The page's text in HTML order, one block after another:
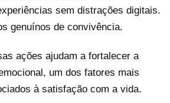
sem distrações digitais.
genuínos de convivência.
ações ajudam a fortalecer a
um dos fatores mais
à satisfação com a vida.